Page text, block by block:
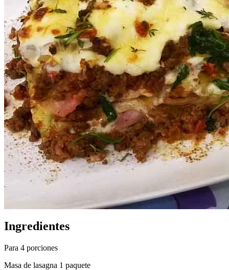
Ingredientes
Para 4 porciones
Masa de lasagna 1 paquete